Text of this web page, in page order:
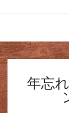
年忘